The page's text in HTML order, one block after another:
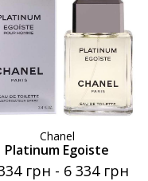
Chanel
Platinum Egoiste
грн - 6 334 грн